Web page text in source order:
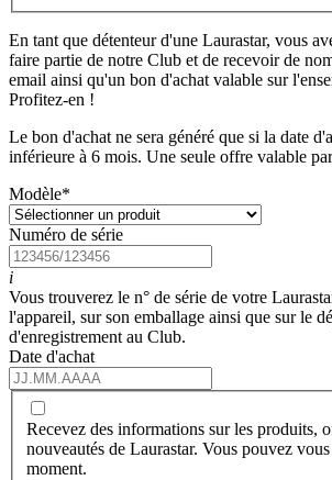
En tant que détenteur d'une Laurastar, vous
faire partie de notre Club et de recevoir de
email ainsi qu'un bon d'achat valable sur
Profitez-en !
Le bon d'achat ne sera généré que si la date
inférieure à 6 mois. Une seule offre valable
Modèle*
Numéro de série
i
Vous trouverez le n° de série de votre
l'appareil, sur son emballage ainsi que sur le
d'enregistrement au Club.
Date d'achat
Recevez des informations sur les produits,
nouveautés de Laurastar. Vous pouvez
moment.